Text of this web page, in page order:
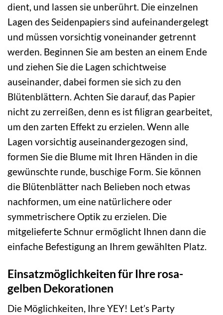
dient, und lassen sie unberührt. Die einzelnen
Lagen des Seidenpapiers sind aufeinandergelegt
und müssen vorsichtig voneinander getrennt
werden. Beginnen Sie am besten an einem Ende
und ziehen Sie die Lagen schichtweise
auseinander, dabei formen sie sich zu den
Blütenblättern. Achten Sie darauf, das Papier
nicht zu zerreißen, denn es ist filigran gearbeitet,
um den zarten Effekt zu erzielen. Wenn alle
Lagen vorsichtig auseinandergezogen sind,
formen Sie die Blume mit Ihren Händen in die
gewünschte runde, buschige Form. Sie können
die Blütenblätter nach Belieben noch etwas
nachformen, um eine natürlichere oder
symmetrischere Optik zu erzielen. Die
mitgelieferte Schnur ermöglicht Ihnen dann die
einfache Befestigung an Ihrem gewählten Platz.
Einsatzmöglichkeiten für Ihre rosa-
gelben Dekorationen
Die Möglichkeiten, Ihre YEY! Let’s Party